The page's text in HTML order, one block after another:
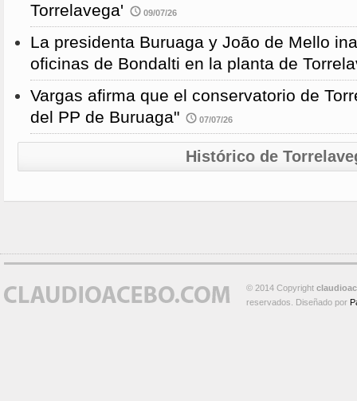
Torrelavega'
09/07/26
La presidenta Buruaga y João de Mello
oficinas de Bondalti en la planta de
Vargas afirma que el conservatorio de
del PP de Buruaga"
07/07/26
Histórico de
© 2014 Copyright
reservados. Diseñado por